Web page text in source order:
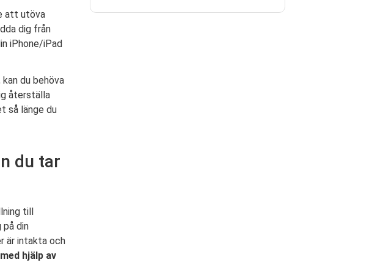
att utöva
dig från
iPhone/iPad
du behöva
återställa
så länge du
du tar
till
på din
är intakta och
med hjälp av